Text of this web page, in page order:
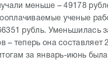
меньше – 49178
ученые
рубль. Уменьшилась
– теперь она составляет
за январь-июнь